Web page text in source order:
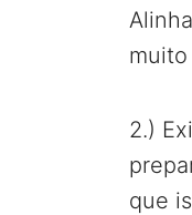
2.)
que